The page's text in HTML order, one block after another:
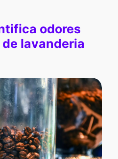
odores
lavanderia